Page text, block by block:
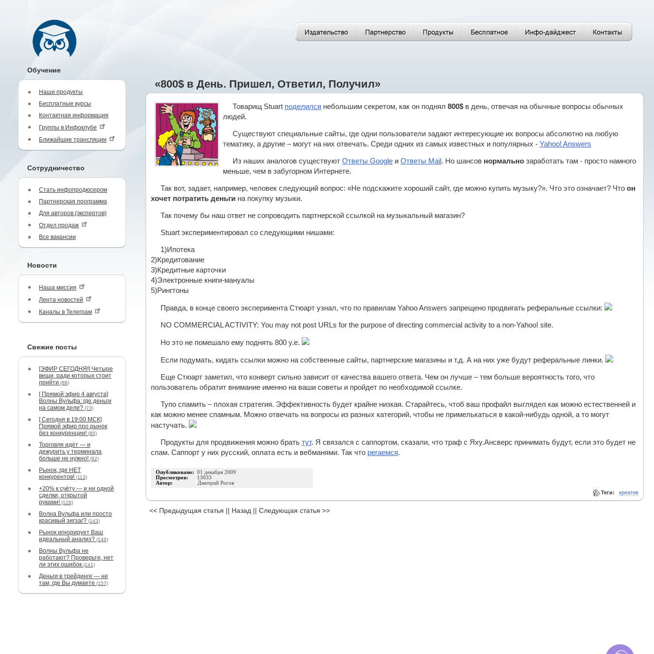
Обучение
Наши продукты
Бесплатные курсы
Контактная информация
Группы в Инфоклубе
Ближайшие трансляции
Сотрудничество
Стать инфопродюсером
Партнерская программа
Для авторов (экспертов)
Отдел продаж
Все вакансии
Новости
Наша миссия
Лента новостей
Каналы в Телеграм
Свежие посты
[ЭФИР СЕГОДНЯ!] Четыре
вещи, ради которых стоит
прийти (88)
[ Прямой эфир 4 августа]
Волны Вульфа: где деньги
на самом деле? (73)
[ Сегодня в 19:00 МСК]
Прямой эфир про рынок
без конкуренции! (85)
Торговля идёт — и
дежурить у терминала
больше не нужно! (92)
Рынок, где НЕТ
конкурентов! (113)
+20% к счёту — и ни одной
сделки, открытой
руками! (128)
Волна Вульфа или просто
красивый зигзаг? (143)
Рынок игнорирует Ваш
идеальный анализ? (146)
Волны Вульфа не
работают? Проверьте, нет
ли этих ошибок (141)
Деньги в трейдинге — не
там, где Вы думаете (157)
«800$ в День. Пришел, Ответил, Получил»
Товарищ Stuart поделился небольшим секретом, как он поднял 800$ в день, отвечая на обычные вопросы обычных
людей.
Существуют специальные сайты, где одни пользователи задают интересующие их вопросы абсолютно на любую
тематику, а другие – могут на них отвечать. Среди одних из самых известных и популярных - Yahoo! Answers
Из наших аналогов существуют Ответы Google и Ответы Mail . Но шансов нормально заработать там - просто намного
меньше, чем в забугорном Интернете.
Так вот, задает, например, человек следующий вопрос: «Не подскажите хороший сайт, где можно купить музыку?». Что это означает? Что он
хочет потратить деньги на покупку музыки.
Так почему бы наш ответ не сопроводить партнерской ссылкой на музыкальный магазин?
Stuart экспериментировал со следующими нишами:
1)Ипотека
2)Кредитование
3)Кредитные карточки
4)Электронные книги-мануалы
5)Рингтоны
Правда, в конце своего эксперимента Стюарт узнал, что по правилам Yahoo Answers запрещено продвигать реферальные ссылки:
NO COMMERCIAL ACTIVITY: You may not post URLs for the purpose of directing commercial activity to a non-Yahoo! site.
Но это не помешало ему поднять 800 у.е.
Если подумать, кидать ссылки можно на собственные сайты, партнерские магазины и т.д. А на них уже будут реферальные линки.
Еще Стюарт заметил, что конверт сильно зависит от качества вашего ответа. Чем он лучше – тем больше вероятность того, что
пользователь обратит внимание именно на ваши советы и пройдет по необходимой ссылке.
Тупо спамить – плохая стратегия. Эффективность будет крайне низкая. Старайтесь, чтоб ваш профайл выглядел как можно естественней и
как можно менее спамным. Можно отвечать на вопросы из разных категорий, чтобы не примелькаться в какой-нибудь одной, а то могут
настучать.
Продукты для продвижения можно брать тут. Я связался с саппортом, сказали, что траф с Яху.Ансверс принимать будут, если это будет не
спам. Саппорт у них русский, оплата есть и вебманями. Так что регаемся.
Опубликовано: 01 декабря 2009
Просмотров: 13033
Автор:
Дмитрий Рогов
Теги: креатив
<< Предыдущая статья || Назад || Следующая статья >>